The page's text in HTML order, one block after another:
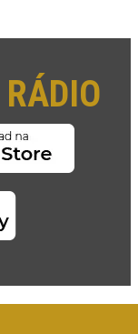
RÁDIO